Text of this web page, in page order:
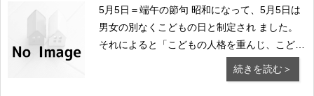
5月5日＝端午の節句 昭和になって、5月5日は
男女の別なくこどもの日と制定され ました。
それによると「こどもの人格を重んじ、こども
の幸福をはかる と共に、母に感謝する日」と
されています。 母に感謝する日というのは、
続きを読む＞